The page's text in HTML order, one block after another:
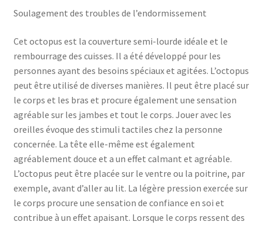
Soulagement des troubles de l’endormissement
Cet octopus est la couverture semi-lourde idéale et le
rembourrage des cuisses. Il a été développé pour les
personnes ayant des besoins spéciaux et agitées. L’octopus
peut être utilisé de diverses manières. Il peut être placé sur
le corps et les bras et procure également une sensation
agréable sur les jambes et tout le corps. Jouer avec les
oreilles évoque des stimuli tactiles chez la personne
concernée. La tête elle-même est également
agréablement douce et a un effet calmant et agréable.
L’octopus peut être placée sur le ventre ou la poitrine, par
exemple, avant d’aller au lit. La légère pression exercée sur
le corps procure une sensation de confiance en soi et
contribue à un effet apaisant. Lorsque le corps ressent des